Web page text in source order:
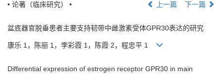
• 论著（临床研究） • 上一篇 下一篇
盆底器官脱垂患者主要支持韧带中雌激素受体GPR30表达的研究
康乐 1，陈丽 1，李彩霞 1，陈霞 2，程忠平 1
Differential expression of estrogen receptor GPR30 in main